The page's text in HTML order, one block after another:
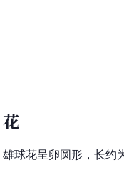
花
雄球花呈卵圆形，长约